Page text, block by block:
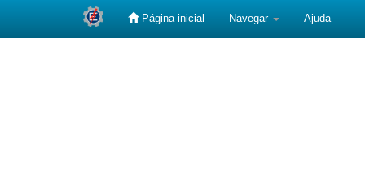
Página inicial Navegar Ajuda